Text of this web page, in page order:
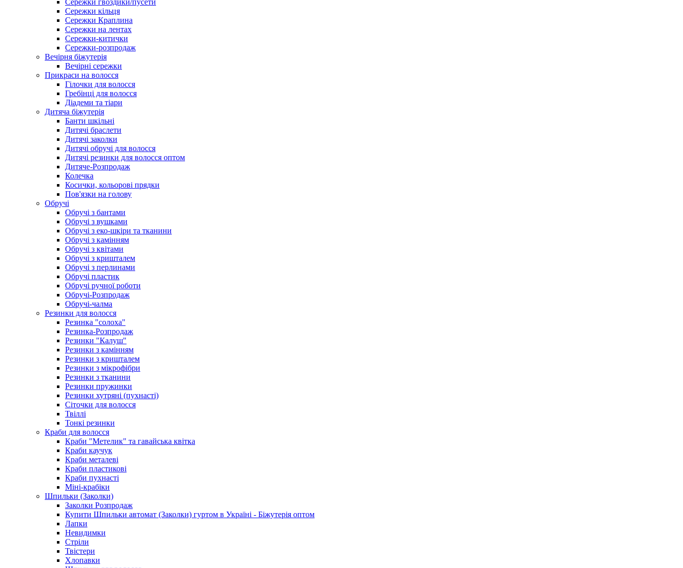
Сережки гвоздики/пусети
Сережки кільця
Сережки Краплина
Сережки на лентах
Сережки-китички
Сережки-розпродаж
Вечірня біжутерія
Вечірні сережки
Прикраси на волосся
Гілочки для волосся
Гребінці для волосся
Діадеми та тіари
Дитяча біжутерія
Банти шкільні
Дитячі браслети
Дитячі заколки
Дитячі обручі для волосся
Дитячі резинки для волосся оптом
Дитяче-Розпродаж
Колечка
Косички, кольорові прядки
Пов'язки на голову
Обручі
Обручі з бантами
Обручі з вушками
Обручі з еко-шкіри та тканини
Обручі з камінням
Обручі з квітами
Обручі з кришталем
Обручі з перлинами
Обручі пластик
Обручі ручної роботи
Обручі-Розпродаж
Обручі-чалма
Резинки для волосся
Резинка "солоха"
Резинка-Розпродаж
Резинки "Калуш"
Резинки з камінням
Резинки з кришталем
Резинки з мікрофібри
Резинки з тканини
Резинки пружинки
Резинки хутряні (пухнасті)
Сіточки для волосся
Твіллі
Тонкі резинки
Краби для волосся
Краби "Метелик" та гавайська квітка
Краби каучук
Краби металеві
Краби пластикові
Краби пухнасті
Міні-крабіки
Шпильки (Заколки)
Заколки Розпродаж
Купити Шпильки автомат (Заколки) гуртом в Україні - Біжутерія оптом
Лапки
Невидимки
Стріли
Твістери
Хлопавки